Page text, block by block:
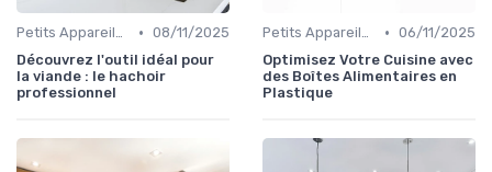
Petits Appareils (Grille-pain, Bouilloires, etc.) • 08/11/2025
Découvrez l'outil idéal pour
la viande : le hachoir
professionnel
Petits Appareils (Grille-pain, Bouilloires, etc.) • 06/11/2025
Optimisez Votre Cuisine avec
des Boîtes Alimentaires en
Plastique